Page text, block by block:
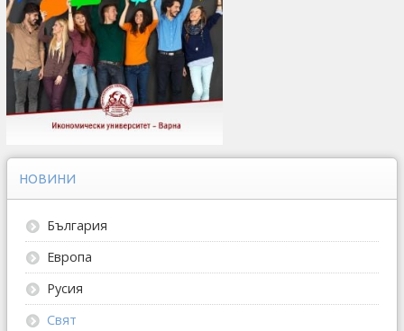
НОВИНИ
България
Европа
Русия
Свят